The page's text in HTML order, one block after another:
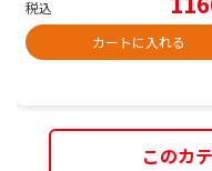
税込
カートに入れる
このカ